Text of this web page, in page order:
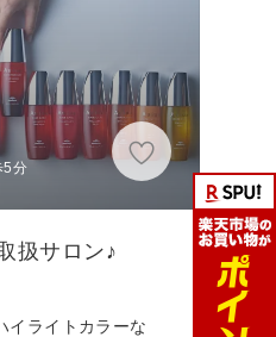
5分
扱サロン♪
イライトカラーな